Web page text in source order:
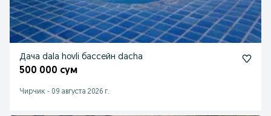
Дача dala hovli бассейн dacha
500 000 сум
Чирчик - 09 августа 2026 г.